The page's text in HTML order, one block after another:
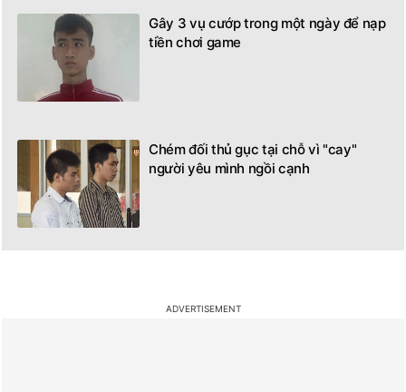
Gây 3 vụ cướp trong một ngày để nạp
tiền chơi game
Chém đối thủ gục tại chỗ vì "cay"
người yêu mình ngồi cạnh